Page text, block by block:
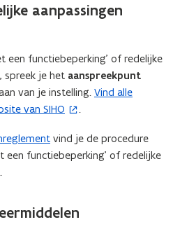
aanpassingen
een functiebeperking’ of redelijke
spreek je het aanspreekpunt
van je instelling. Vind alle
van SIHO
(
e
n
.
vind je de procedure
functiebeperking’ of redelijke